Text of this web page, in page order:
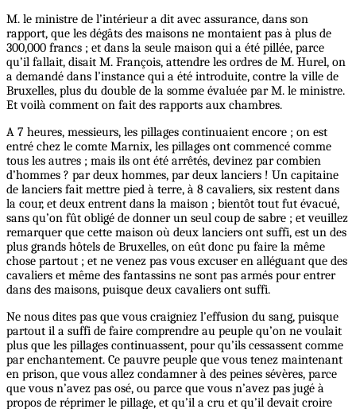
M. le ministre de l’intérieur a dit avec assurance, dans son
rapport, que les dégâts des maisons ne montaient pas à plus de
300,000 francs ; et dans la seule maison qui a été pillée, parce
qu’il fallait, disait M. François, attendre les ordres de M. Hurel, on
a demandé dans l’instance qui a été introduite, contre la ville de
Bruxelles, plus du double de la somme évaluée par M. le ministre.
Et voilà comment on fait des rapports aux chambres.
A 7 heures, messieurs, les pillages continuaient encore ; on est
entré chez le comte Marnix, les pillages ont commencé comme
tous les autres ; mais ils ont été arrêtés, devinez par combien
d’hommes ? par deux hommes, par deux lanciers ! Un capitaine
de lanciers fait mettre pied à terre, à 8 cavaliers, six restent dans
la cour, et deux entrent dans la maison ; bientôt tout fut évacué,
sans qu’on fût obligé de donner un seul coup de sabre ; et veuillez
remarquer que cette maison où deux lanciers ont suffi, est un des
plus grands hôtels de Bruxelles, on eût donc pu faire la même
chose partout ; et ne venez pas vous excuser en alléguant que des
cavaliers et même des fantassins ne sont pas armés pour entrer
dans des maisons, puisque deux cavaliers ont suffi.
Ne nous dites pas que vous craigniez l’effusion du sang, puisque
partout il a suffi de faire comprendre au peuple qu’on ne voulait
plus que les pillages continuassent, pour qu’ils cessassent comme
par enchantement. Ce pauvre peuple que vous tenez maintenant
en prison, que vous allez condamner à des peines sévères, parce
que vous n’avez pas osé, ou parce que vous n’avez pas jugé à
propos de réprimer le pillage, et qu’il a cru et qu’il devait croire